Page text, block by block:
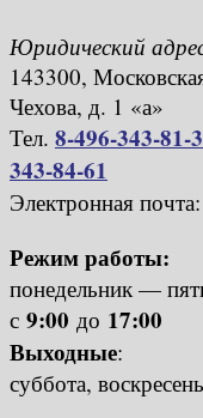
Юридический
143300,
Чехова, д. 1 «а»
Тел. 8-496-343-81-
343-84-61
Электронная почта:
Режим работы:
понедельник —
с 9:00 до 17:00
Выходные:
суббота,